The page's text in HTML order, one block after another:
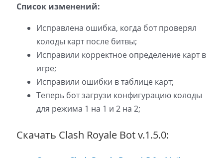
Список изменений:
Исправлена ошибка, когда бот проверял
колоды карт после битвы;
Исправили корректное определение карт в
игре;
Исправили ошибки в таблице карт;
Теперь бот загрузи конфигурацию колоды
для режима 1 на 1 и 2 на 2;
Скачать Clash Royale Bot v.1.5.0: